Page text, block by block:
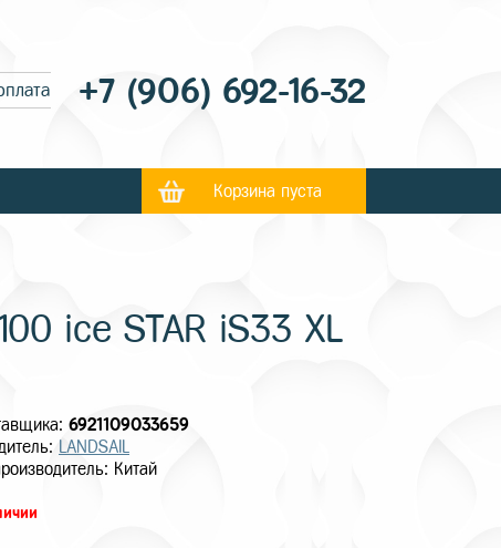
+7 (906) 692-16-32
Корзина пуста
ice STAR iS33 XL
6921109033659
LANDSAIL
Китай